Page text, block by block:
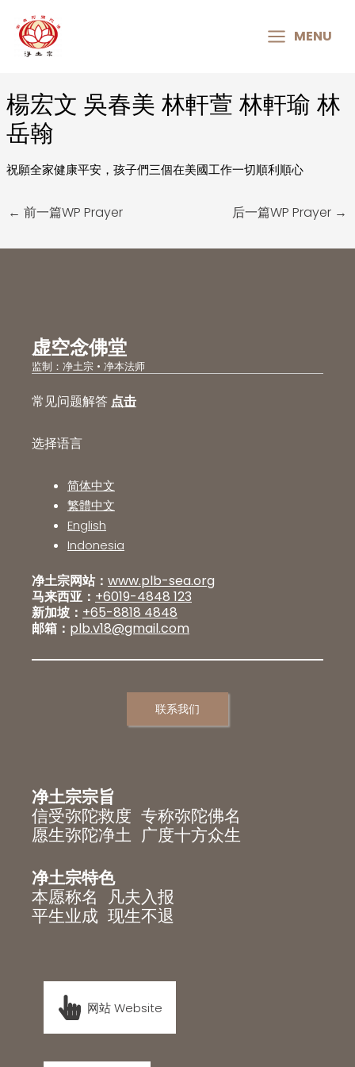
MENU
MENU
楊宏文 吳春美 林軒萱 林軒瑜 林
岳翰
祝願全家健康平安，孩子們三個在美國工作一切順利順心
Post
navigation
← 前一篇WP Prayer 后一篇WP Prayer →
虚空念佛堂
监制：净土宗 • 净本法师
常见问题解答 点击
选择语言
简体中文
繁體中文
English
Indonesia
净土宗网站： www.plb-sea.org
马来西亚： +6019-4848 123
新加坡： +65-8818 4848
邮箱： plb.v18@gmail.com
联系我们
净土宗宗旨
信受弥陀救度 专称弥陀佛名
愿生弥陀净土 广度十方众生
净土宗特色
本愿称名 凡夫入报
平生业成 现生不退
网站 Website